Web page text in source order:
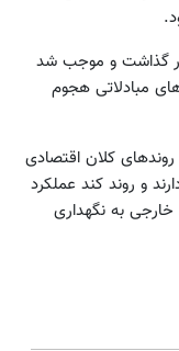
گذاشت و موجب شد
مبادلاتی هجوم
کلان اقتصادی
و روند کند عملکرد
به نگهداری